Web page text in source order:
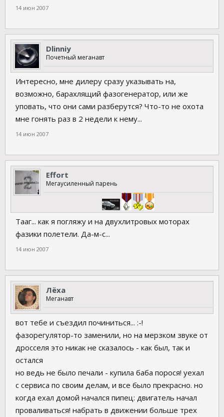
14 июн 2007
Dlinniy
Почетный меганавт
Интересно, мне дилеру сразу указывать на,
возможно, барахлящий фазогенератор, или же
уповать, что они сами разберутся? Что-то не охота
мне гонять раз в 2 недели к нему...
14 июн 2007
Effort
Мегаусиленный парень
Тааг... как я погляжу и на двухлитровых моторах
фазики полетели. Да-м-с...
14 июн 2007
Лёха
Меганавт
вот тебе и съездил починиться... :-!
фазорегулятор-то заменили, но на мерзком звуке от
дросселя это никак не сказалось - как был, так и
остался
но ведь не было печали - купила баба порося! уехал
с сервиса по своим делам, и все было прекрасно. но
когда ехал домой начался пипец: двигатель начал
проваливаться! набрать в движении больше трех